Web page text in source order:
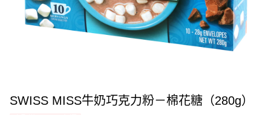
SWISS MISS牛奶巧克力粉－棉花糖（280g）